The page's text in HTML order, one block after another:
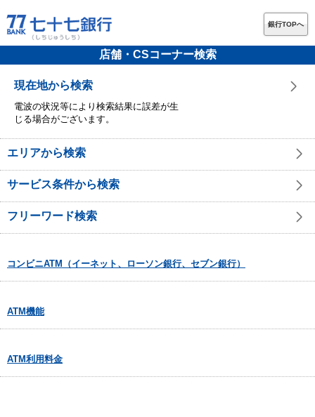
銀行TOPへ
店舗・CSコーナー検索
現在地から検索
電波の状況等により検索結果に誤差が生
じる場合がございます。
エリアから検索
サービス条件から検索
フリーワード検索
コンビニATM（イーネット、ローソン銀行、セブン銀行）
ATM機能
ATM利用料金